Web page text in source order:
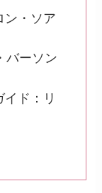
ン・ソア
バーソン
ド：リ